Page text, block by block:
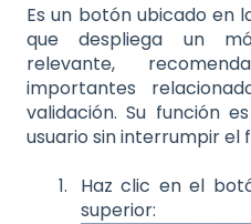
Es un botón ubicado en
que despliega un
relevante,
importantes
validación. Su función
usuario sin interrumpir el
Haz clic en el
superior: